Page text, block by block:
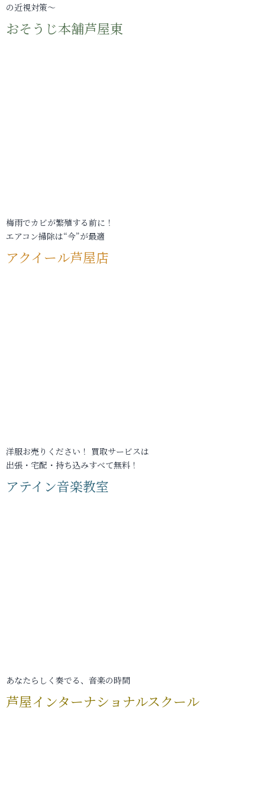
の近視対策～
おそうじ本舗芦屋東
梅雨でカビが繁殖する前に！
エアコン掃除は“今”が最適
アクイール芦屋店
洋服お売りください！ 買取サービスは
出張・宅配・持ち込みすべて無料！
アテイン音楽教室
あなたらしく奏でる、音楽の時間
芦屋インターナショナルスクール